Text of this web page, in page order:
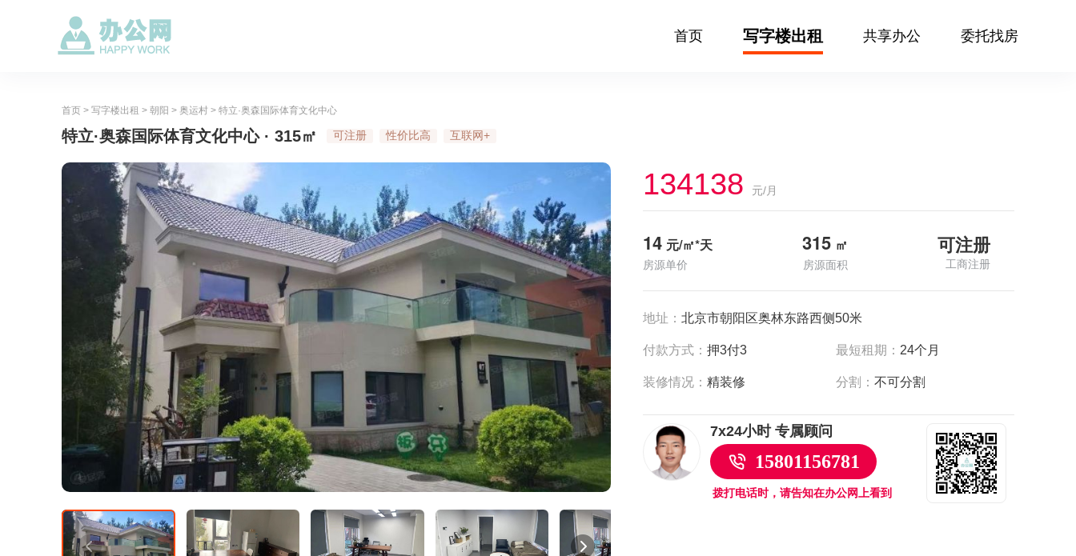
首页 写字楼出租 共享办公 委托找房
首页 > 写字楼出租 > 朝阳 > 奥运村 > 特立·奥森国际体育文化中心
特立·奥森国际体育文化中心 · 315㎡ 可注册 性价比高 互联网+
134138 元/月
14 元/㎡*天
房源单价
315 ㎡
房源面积
可注册
工商注册
地址： 北京市朝阳区奥林东路西侧50米
付款方式： 押3付3 最短租期： 24个月
装修情况： 精装修 分割：不可分割
7x24小时 专属顾问
15801156781
拨打电话时，请告知在办公网上看到